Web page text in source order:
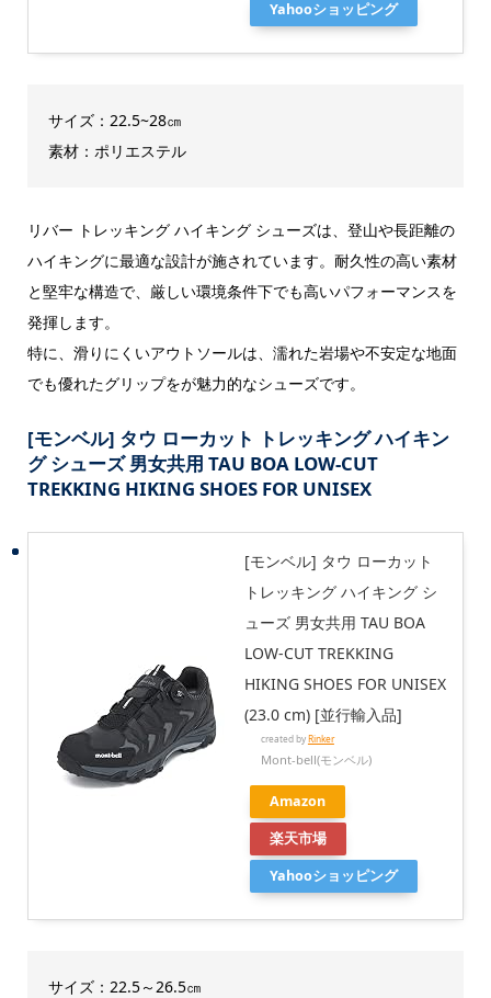
Yahooショッピング
サイズ：22.5~28㎝
素材：ポリエステル
リバー トレッキング ハイキング シューズは、登山や長距離の
ハイキングに最適な設計が施されています。耐久性の高い素材
と堅牢な構造で、厳しい環境条件下でも高いパフォーマンスを
発揮します。
特に、滑りにくいアウトソールは、濡れた岩場や不安定な地面
でも優れたグリップをが魅力的なシューズです。
[モンベル] タウ ローカット トレッキング ハイキン
グ シューズ 男女共用 TAU BOA LOW-CUT
TREKKING HIKING SHOES FOR UNISEX
[モンベル] タウ ローカット
トレッキング ハイキング シ
ューズ 男女共用 TAU BOA
LOW-CUT TREKKING
HIKING SHOES FOR UNISEX
(23.0 cm) [並行輸入品]
created byRinker
Mont-bell(モンベル)
Amazon
楽天市場
Yahooショッピング
サイズ：22.5～26.5㎝